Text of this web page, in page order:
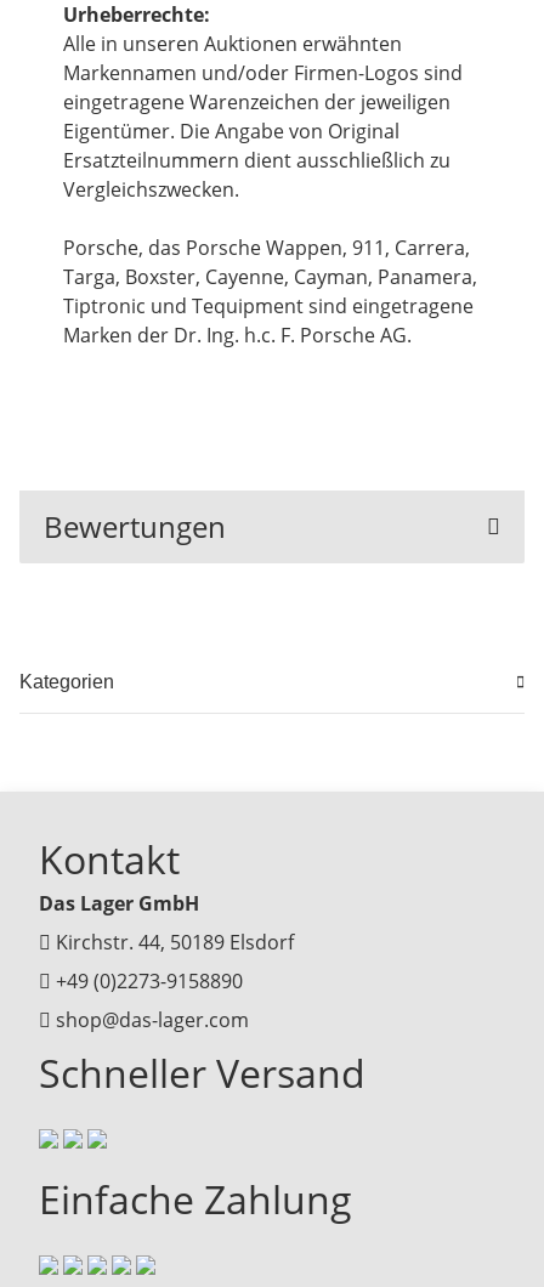
Urheberrechte:
Alle in unseren Auktionen erwähnten
Markennamen und/oder Firmen-Logos sind
eingetragene Warenzeichen der jeweiligen
Eigentümer. Die Angabe von Original
Ersatzteilnummern dient ausschließlich zu
Vergleichszwecken.
Porsche, das Porsche Wappen, 911, Carrera,
Targa, Boxster, Cayenne, Cayman, Panamera,
Tiptronic und Tequipment sind eingetragene
Marken der Dr. Ing. h.c. F. Porsche AG.
Bewertungen
Kategorien
Kontakt
Das Lager GmbH
Kirchstr. 44, 50189 Elsdorf
+49 (0)2273-9158890
shop@das-lager.com
Schneller Versand
Einfache Zahlung